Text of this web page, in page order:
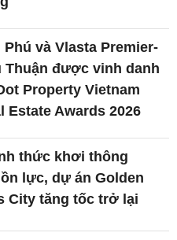
Phú và Vlasta Premier-
Thuận được vinh danh
Property Vietnam
Estate Awards 2026
thức khơi thông
lực, dự án Golden
City tăng tốc trở lại